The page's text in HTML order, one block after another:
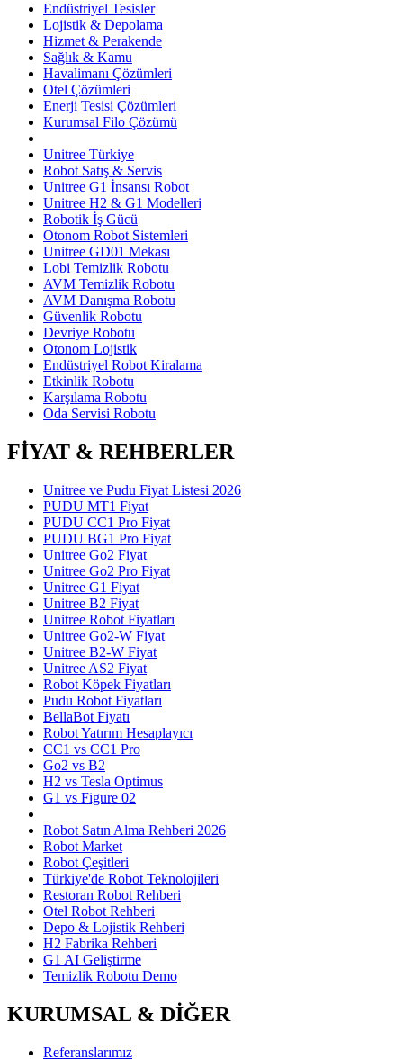
Endüstriyel Tesisler
Lojistik & Depolama
Hizmet & Perakende
Sağlık & Kamu
Havalimanı Çözümleri
Otel Çözümleri
Enerji Tesisi Çözümleri
Kurumsal Filo Çözümü
Unitree Türkiye
Robot Satış & Servis
Unitree G1 İnsansı Robot
Unitree H2 & G1 Modelleri
Robotik İş Gücü
Otonom Robot Sistemleri
Unitree GD01 Mekası
Lobi Temizlik Robotu
AVM Temizlik Robotu
AVM Danışma Robotu
Güvenlik Robotu
Devriye Robotu
Otonom Lojistik
Endüstriyel Robot Kiralama
Etkinlik Robotu
Karşılama Robotu
Oda Servisi Robotu
FİYAT & REHBERLER
Unitree ve Pudu Fiyat Listesi 2026
PUDU MT1 Fiyat
PUDU CC1 Pro Fiyat
PUDU BG1 Pro Fiyat
Unitree Go2 Fiyat
Unitree Go2 Pro Fiyat
Unitree G1 Fiyat
Unitree B2 Fiyat
Unitree Robot Fiyatları
Unitree Go2-W Fiyat
Unitree B2-W Fiyat
Unitree AS2 Fiyat
Robot Köpek Fiyatları
Pudu Robot Fiyatları
BellaBot Fiyatı
Robot Yatırım Hesaplayıcı
CC1 vs CC1 Pro
Go2 vs B2
H2 vs Tesla Optimus
G1 vs Figure 02
Robot Satın Alma Rehberi 2026
Robot Market
Robot Çeşitleri
Türkiye'de Robot Teknolojileri
Restoran Robot Rehberi
Otel Robot Rehberi
Depo & Lojistik Rehberi
H2 Fabrika Rehberi
G1 AI Geliştirme
Temizlik Robotu Demo
KURUMSAL & DİĞER
Referanslarımız